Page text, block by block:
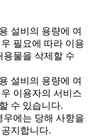
설비의 용량에 여
필요에 따라 이용
용물을 삭제할 수
설비의 용량에 여
이용자의 서비스
수 있습니다.
에는 당해 사항을
지합니다.